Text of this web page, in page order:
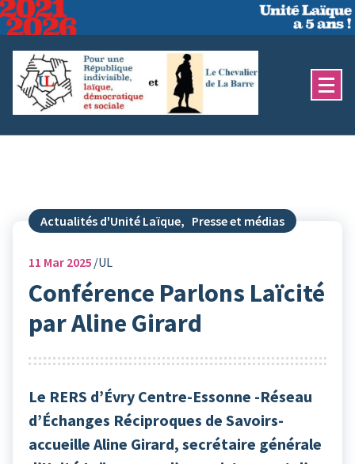
Aller
au
contenu
Actualités d'Unité Laïque, Presse et médias
11 Mar 2025 UL
Conférence Parlons Laïcité
par Aline Girard
Le RERS d’Évry Centre-Essonne -Réseau
d’Échanges Réciproques de Savoirs-
accueille Aline Girard, secrétaire générale